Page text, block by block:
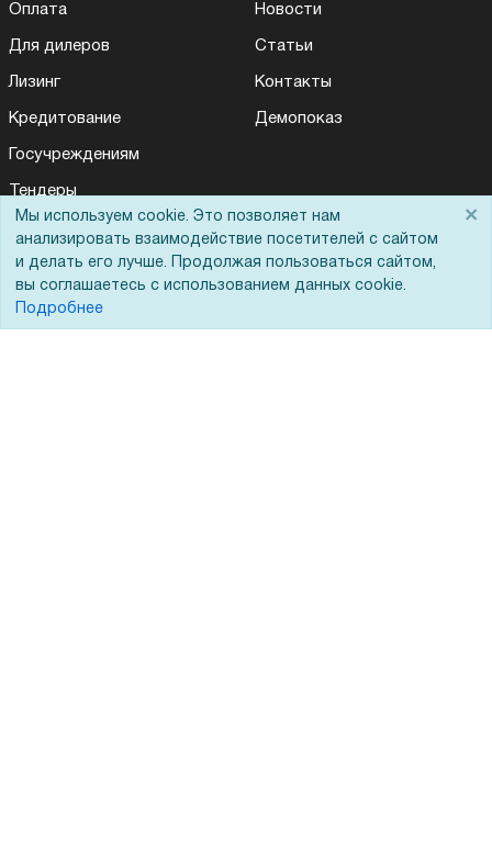
Оплата
Для дилеров
Лизинг
Кредитование
Госучреждениям
Тендеры
ЭДО
Новости
Статьи
Контакты
Демопоказ
Мы используем cookie. Это позволяет нам
анализировать взаимодействие посетителей с сайтом
и делать его лучше. Продолжая пользоваться сайтом,
вы соглашаетесь с использованием данных cookie.
Подробнее
×